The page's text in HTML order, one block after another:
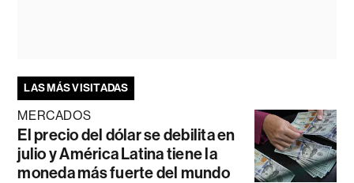
LAS MÁS VISITADAS
MERCADOS
El precio del dólar se debilita en
julio y América Latina tiene la
moneda más fuerte del mundo